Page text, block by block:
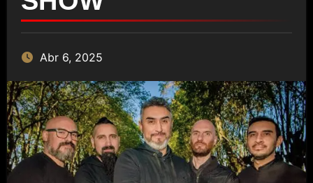
Abr 6, 2025